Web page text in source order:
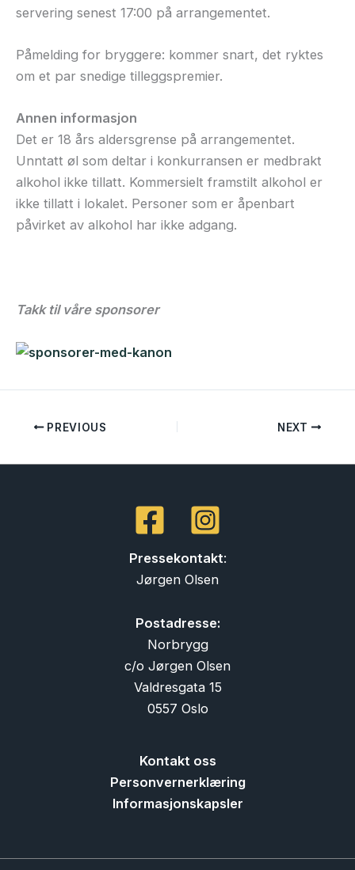
servering senest 17:00 på arrangementet.
Påmelding for bryggere: kommer snart, det ryktes
om et par snedige tilleggspremier.
Annen informasjon
Det er 18 års aldersgrense på arrangementet.
Unntatt øl som deltar i konkurransen er medbrakt
alkohol ikke tillatt. Kommersielt framstilt alkohol er
ikke tillatt i lokalet. Personer som er åpenbart
påvirket av alkohol har ikke adgang.
Takk til våre sponsorer
PREVIOUS NEXT
Pressekontakt:
Jørgen Olsen
Postadresse:
Norbrygg
c/o Jørgen Olsen
Valdresgata 15
0557 Oslo
Kontakt oss
Personvernerklæring
Informasjonskapsler